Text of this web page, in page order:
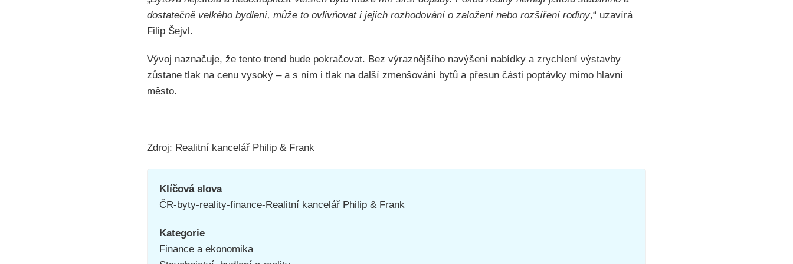
dostatečně velkého bydlení, může to ovlivňovat i jejich rozhodování o založení nebo rozšíření rodiny,“ uzavírá
Filip Šejvl.
Vývoj naznačuje, že tento trend bude pokračovat. Bez výraznějšího navýšení nabídky a zrychlení výstavby
zůstane tlak na cenu vysoký – a s ním i tlak na další zmenšování bytů a přesun části poptávky mimo hlavní
město.
Zdroj: Realitní kancelář Philip & Frank
Klíčová slova
ČR-byty-reality-finance-Realitní kancelář Philip & Frank
Kategorie
Finance a ekonomika